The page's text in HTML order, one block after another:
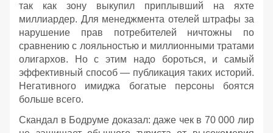
так как зону выкупил приплывший на яхте
миллиардер. Для менеджмента отелей штрафы за
нарушение прав потребителей ничтожны по
сравнению с лояльностью и миллионными тратами
олигархов. Но с этим надо бороться, и самый
эффективный способ — публикация таких историй.
Негативного имиджа богатые персоны боятся
больше всего.
Скандал в Бодруме доказал: даже чек в 70 000 лир